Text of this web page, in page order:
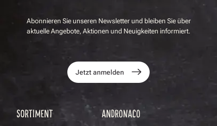
Abonnieren Sie unseren Newsletter und bleiben Sie über
aktuelle Angebote, Aktionen und Neuigkeiten informiert.
Jetzt anmelden
SORTIMENT ANDRONACO